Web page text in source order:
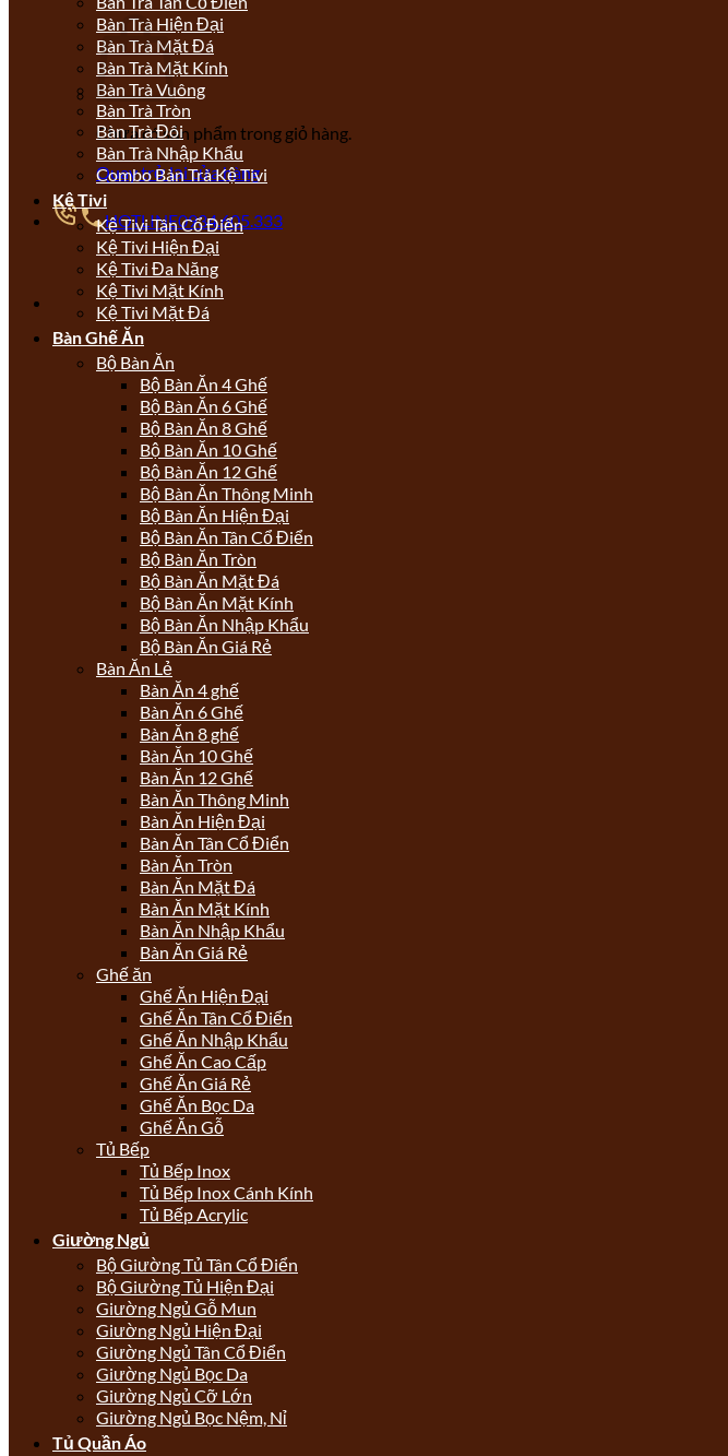
Chưa có sản phẩm trong giỏ hàng.
Quay trở lại cửa hàng
HOTLINE0934.605.333
Bàn Trà Hiện Đại
Bàn Trà Mặt Đá
Bàn Trà Mặt Kính
Bàn Trà Vuông
Bàn Trà Tròn
Bàn Trà Đôi
Bàn Trà Nhập Khẩu
Combo Bàn Trà Kệ Tivi
Kệ Tivi
Kệ Tivi Tân Cổ Điển
Kệ Tivi Hiện Đại
Kệ Tivi Đa Năng
Kệ Tivi Mặt Kính
Kệ Tivi Mặt Đá
Bàn Ghế Ăn
Bộ Bàn Ăn
Bộ Bàn Ăn 4 Ghế
Bộ Bàn Ăn 6 Ghế
Bộ Bàn Ăn 8 Ghế
Bộ Bàn Ăn 10 Ghế
Bộ Bàn Ăn 12 Ghế
Bộ Bàn Ăn Thông Minh
Bộ Bàn Ăn Hiện Đại
Bộ Bàn Ăn Tân Cổ Điển
Bộ Bàn Ăn Tròn
Bộ Bàn Ăn Mặt Đá
Bộ Bàn Ăn Mặt Kính
Bộ Bàn Ăn Nhập Khẩu
Bộ Bàn Ăn Giá Rẻ
Bàn Ăn Lẻ
Bàn Ăn 4 ghế
Bàn Ăn 6 Ghế
Bàn Ăn 8 ghế
Bàn Ăn 10 Ghế
Bàn Ăn 12 Ghế
Bàn Ăn Thông Minh
Bàn Ăn Hiện Đại
Bàn Ăn Tân Cổ Điển
Bàn Ăn Tròn
Bàn Ăn Mặt Đá
Bàn Ăn Mặt Kính
Bàn Ăn Nhập Khẩu
Bàn Ăn Giá Rẻ
Ghế ăn
Ghế Ăn Hiện Đại
Ghế Ăn Tân Cổ Điển
Ghế Ăn Nhập Khẩu
Ghế Ăn Cao Cấp
Ghế Ăn Giá Rẻ
Ghế Ăn Bọc Da
Ghế Ăn Gỗ
Tủ Bếp
Tủ Bếp Inox
Tủ Bếp Inox Cánh Kính
Tủ Bếp Acrylic
Giường Ngủ
Bộ Giường Tủ Tân Cổ Điển
Bộ Giường Tủ Hiện Đại
Giường Ngủ Gỗ Mun
Giường Ngủ Hiện Đại
Giường Ngủ Tân Cổ Điển
Giường Ngủ Bọc Da
Giường Ngủ Cỡ Lớn
Giường Ngủ Bọc Nệm, Nỉ
Tủ Quần Áo